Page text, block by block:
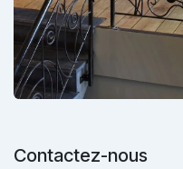
Contactez-nous